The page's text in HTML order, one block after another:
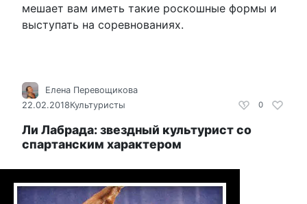
мешает вам иметь такие роскошные формы и
выступать на соревнованиях.
0
Елена Перевощикова
22.02.2018Культуристы
Ли Лабрада: звездный культурист со
спартанским характером